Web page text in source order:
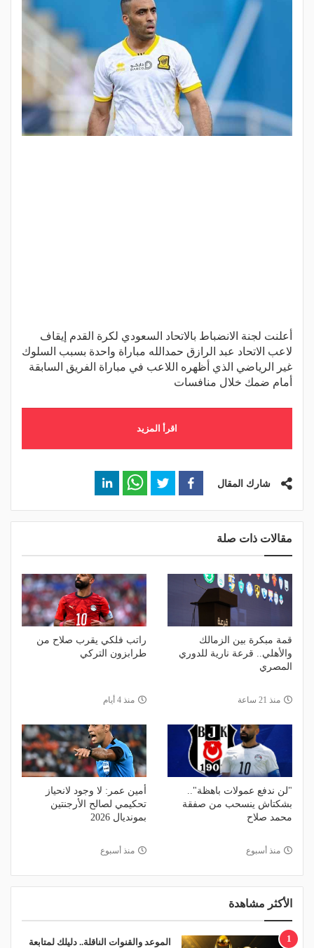
أعلنت لجنة الانضباط بالاتحاد السعودي لكرة القدم إيقاف
لاعب الاتحاد عبد الرازق حمدالله مباراة واحدة بسبب السلوك
غير الرياضي الذي أظهره اللاعب في مباراة الفريق السابقة
أمام ضمك خلال منافسات
اقرأ المزيد
شارك المقال
مقالات ذات صلة
قمة مبكرة بين الزمالك
والأهلي.. قرعة نارية للدوري
المصري
منذ 21 ساعة
راتب فلكي يقرب صلاح من
طرابزون التركي
منذ 4 أيام
"لن ندفع عمولات باهظة"..
بشكتاش ينسحب من صفقة
محمد صلاح
منذ أسبوع
أمين عمر: لا وجود لانحياز
تحكيمي لصالح الأرجنتين
بمونديال 2026
منذ أسبوع
الأكثر مشاهدة
1
الموعد والقنوات الناقلة.. دليلك لمتابعة